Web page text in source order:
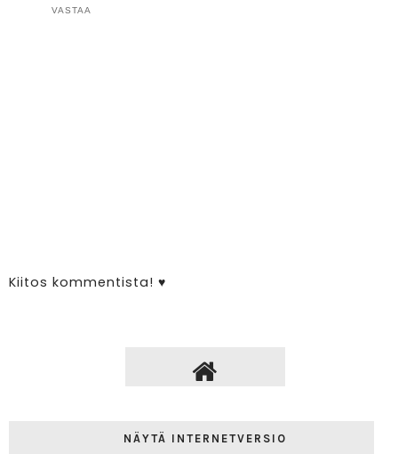
VASTAA
Kiitos kommentista! ♥
NÄYTÄ INTERNETVERSIO